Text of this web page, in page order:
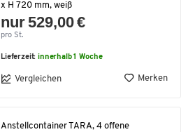
x H 720 mm, weiß
nur 529,00 €
pro St.
Lieferzeit:innerhalb 1 Woche
Vergleichen Merken
Anstellcontainer TARA, 4 offene